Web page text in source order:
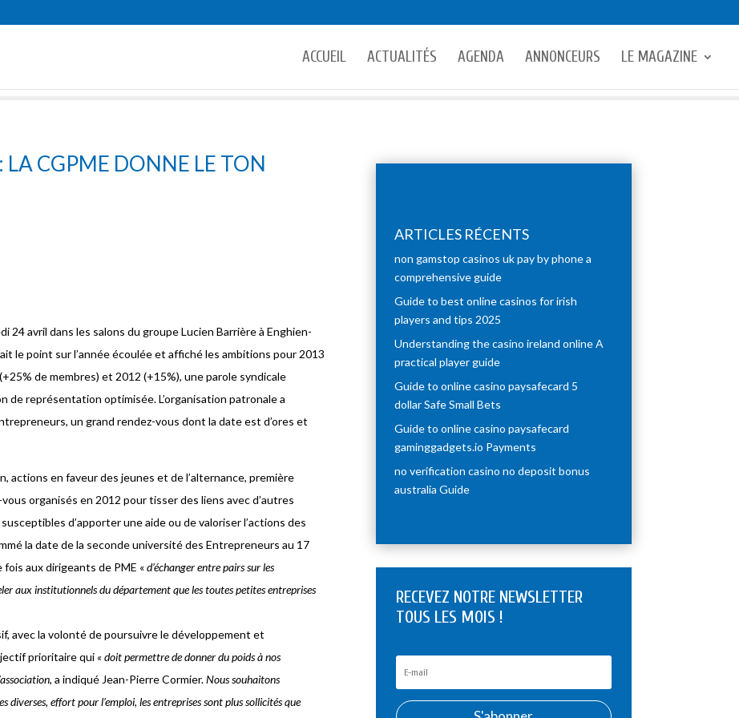
ACCUEIL ACTUALITÉS AGENDA ANNONCEURS LE MAGAZINE
LA CGPME DONNE LE TON
24 avril dans les salons du groupe Lucien Barrière à Enghien-
le point sur l’année écoulée et affiché les ambitions pour 2013
de membres) et 2012 (+15%), une parole syndicale
de représentation optimisée. L’organisation patronale a
un grand rendez-vous dont la date est d’ores et
actions en faveur des jeunes et de l’alternance, première
organisés en 2012 pour tisser des liens avec d’autres
d’apporter une aide ou de valoriser l’actions des
la date de la seconde université des Entrepreneurs au 17
aux dirigeants de PME «d’échanger entre pairs sur les
aux institutionnels du département que les toutes petites entreprises
avec la volonté de poursuivre le développement et
prioritaire qui « doit permettre de donner du poids à nos
, a indiqué Jean-Pierre Cormier.Nous souhaitons
effort pour l’emploi, les entreprises sont plus sollicités que
ARTICLES RÉCENTS
non gamstop casinos uk pay by phone a
comprehensive guide
Guide to best online casinos for irish
players and tips 2025
Understanding the casino ireland online A
practical player guide
Guide to online casino paysafecard 5
dollar Safe Small Bets
Guide to online casino paysafecard
gaminggadgets.io Payments
no verification casino no deposit bonus
australia Guide
RECEVEZ NOTRE NEWSLETTER
TOUS LES MOIS !